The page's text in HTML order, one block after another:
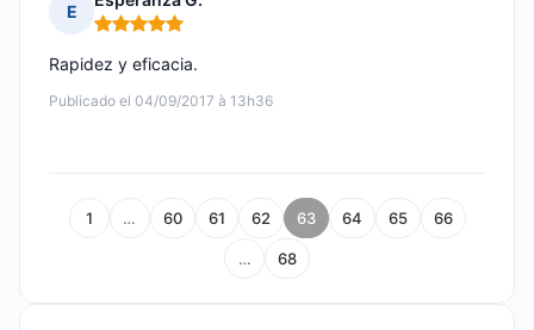
E
Nota: 5 de 5
Publicado el 04/09/2017 à 13h36
Rapidez y eficacia.
1 … 60 61 62 63 64 65 66
… 68